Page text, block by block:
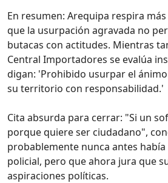
En resumen: Arequipa respira
que la usurpación agravada no
butacas con actitudes. Mientras
Central Importadores se evalúa
digan: 'Prohibido usurpar el
su territorio con responsabilidad.'
Cita absurda para cerrar: "Si un
porque quiere ser ciudadano",
probablemente nunca antes
policial, pero que ahora jura que
aspiraciones políticas.